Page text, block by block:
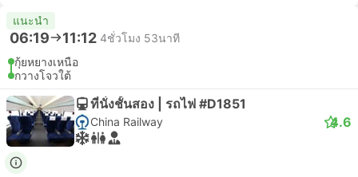
แนะนำ
06:19 11:12 4ชั่วโมง 53นาที
กุ้ยหยางเหนือ
กวางโจวใต้
ที่นั่งชั้นสอง | รถไฟ #D1851
China Railway 4.6